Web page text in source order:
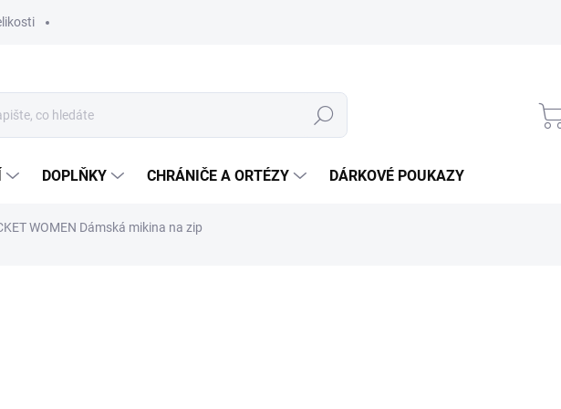
Hledat
DOPLŇKY CHRÁNIČE A ORTÉZY DÁRKOVÉ POUKAZY
WOMEN Dámská mikina na zip